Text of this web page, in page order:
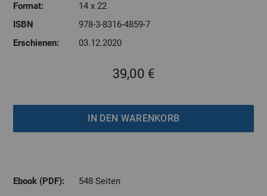
Format:
14 x 22
ISBN
978-3-8316-4859-7
Erschienen:
03.12.2020
39,00 €
Ebook (PDF):
548 Seiten